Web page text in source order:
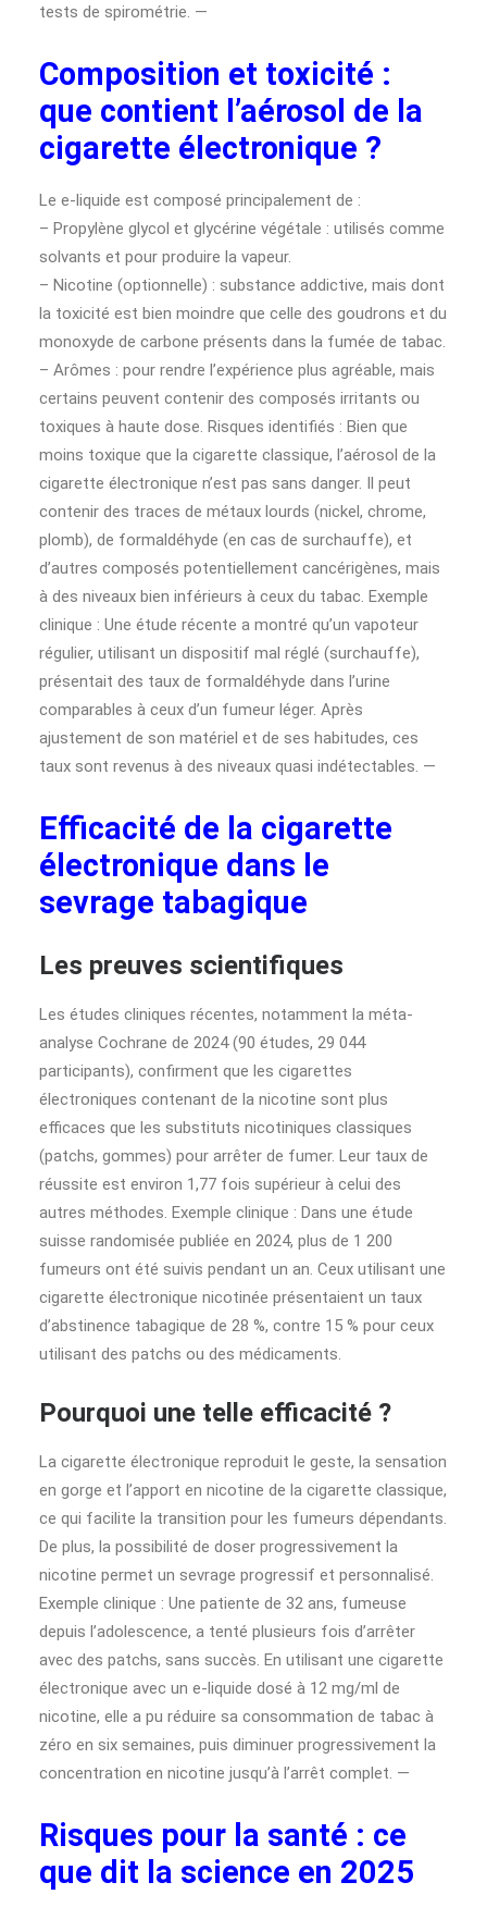
tests de spirométrie. —
Composition et toxicité :
que contient l’aérosol de la
cigarette électronique ?
Le e-liquide est composé principalement de :
– Propylène glycol et glycérine végétale : utilisés comme
solvants et pour produire la vapeur.
– Nicotine (optionnelle) : substance addictive, mais dont
la toxicité est bien moindre que celle des goudrons et du
monoxyde de carbone présents dans la fumée de tabac.
– Arômes : pour rendre l’expérience plus agréable, mais
certains peuvent contenir des composés irritants ou
toxiques à haute dose. Risques identifiés : Bien que
moins toxique que la cigarette classique, l’aérosol de la
cigarette électronique n’est pas sans danger. Il peut
contenir des traces de métaux lourds (nickel, chrome,
plomb), de formaldéhyde (en cas de surchauffe), et
d’autres composés potentiellement cancérigènes, mais
à des niveaux bien inférieurs à ceux du tabac. Exemple
clinique : Une étude récente a montré qu’un vapoteur
régulier, utilisant un dispositif mal réglé (surchauffe),
présentait des taux de formaldéhyde dans l’urine
comparables à ceux d’un fumeur léger. Après
ajustement de son matériel et de ses habitudes, ces
taux sont revenus à des niveaux quasi indétectables. —
Efficacité de la cigarette
électronique dans le
sevrage tabagique
Les preuves scientifiques
Les études cliniques récentes, notamment la méta-
analyse Cochrane de 2024 (90 études, 29 044
participants), confirment que les cigarettes
électroniques contenant de la nicotine sont plus
efficaces que les substituts nicotiniques classiques
(patchs, gommes) pour arrêter de fumer. Leur taux de
réussite est environ 1,77 fois supérieur à celui des
autres méthodes. Exemple clinique : Dans une étude
suisse randomisée publiée en 2024, plus de 1 200
fumeurs ont été suivis pendant un an. Ceux utilisant une
cigarette électronique nicotinée présentaient un taux
d’abstinence tabagique de 28 %, contre 15 % pour ceux
utilisant des patchs ou des médicaments.
Pourquoi une telle efficacité ?
La cigarette électronique reproduit le geste, la sensation
en gorge et l’apport en nicotine de la cigarette classique,
ce qui facilite la transition pour les fumeurs dépendants.
De plus, la possibilité de doser progressivement la
nicotine permet un sevrage progressif et personnalisé.
Exemple clinique : Une patiente de 32 ans, fumeuse
depuis l’adolescence, a tenté plusieurs fois d’arrêter
avec des patchs, sans succès. En utilisant une cigarette
électronique avec un e-liquide dosé à 12 mg/ml de
nicotine, elle a pu réduire sa consommation de tabac à
zéro en six semaines, puis diminuer progressivement la
concentration en nicotine jusqu’à l’arrêt complet. —
Risques pour la santé : ce
que dit la science en 2025